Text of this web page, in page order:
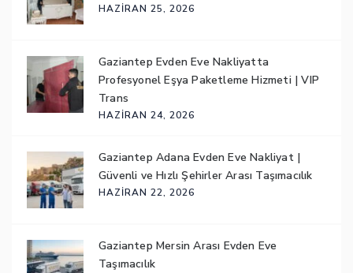
HAZIRAN 25, 2026
Gaziantep Evden Eve Nakliyatta
Profesyonel Eşya Paketleme Hizmeti | VIP
Trans
HAZIRAN 24, 2026
Gaziantep Adana Evden Eve Nakliyat |
Güvenli ve Hızlı Şehirler Arası Taşımacılık
HAZIRAN 22, 2026
Gaziantep Mersin Arası Evden Eve
Taşımacılık